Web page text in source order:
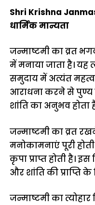
Shri Krishna
धार्मिक मान्यता
जन्माष्टमी का व्रत
में मनाया जाता है। यह
समुदाय में अत्यंत
आराधना करने से
शांति का अनुभव होता
जन्माष्टमी का व्रत
मनोकामनाएं पूरी
कृपा प्राप्त होती है।
और शांति की प्राप्ति
जन्माष्टमी का